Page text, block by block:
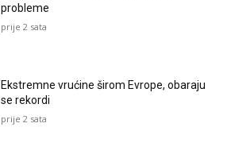
probleme
prije 2 sata
Ekstremne vrućine širom Evrope, obaraju
se rekordi
prije 2 sata